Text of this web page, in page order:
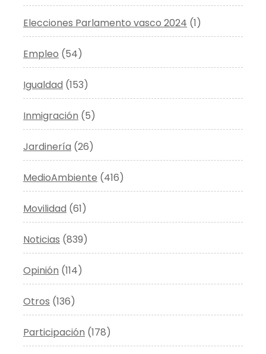
Elecciones Parlamento vasco 2024 (1)
Empleo (54)
Igualdad (153)
Inmigración (5)
Jardinería (26)
MedioAmbiente (416)
Movilidad (61)
Noticias (839)
Opinión (114)
Otros (136)
Participación (178)